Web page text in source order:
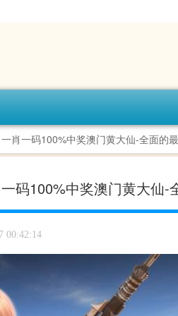
肖一码100%中奖澳门黄大仙-全面的
码100%中奖澳门黄大仙-
00:42:14